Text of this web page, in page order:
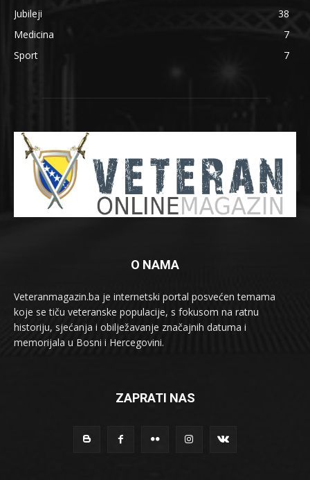
Jubileji
38
Medicina
7
Sport
7
O NAMA
Veteranmagazin.ba je internetski portal posvećen temama
koje se tiču veteranske populacije, s fokusom na ratnu
historiju, sjećanja i obilježavanje značajnih datuma i
memorijala u Bosni i Hercegovini.
ZAPRATI NAS